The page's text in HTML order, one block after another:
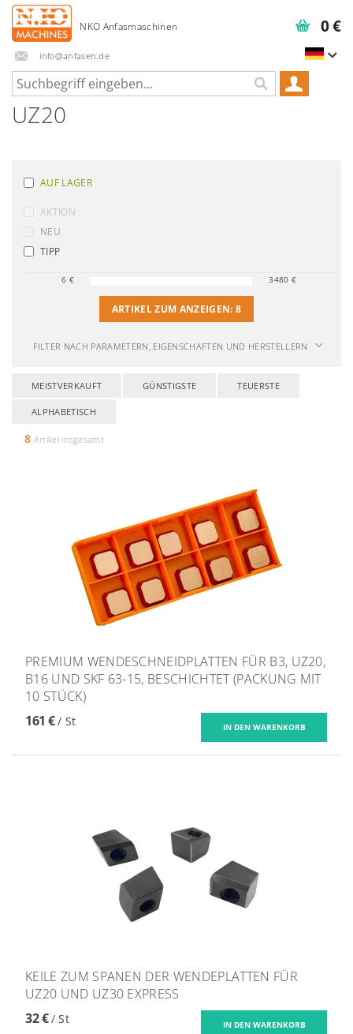
info@anfasen.de
0 €
UZ20
AUF LAGER
AKTION
NEU
TIPP
6 € 3480 €
ARTIKEL ZUM ANZEIGEN: 8
FILTER NACH PARAMETERN, EIGENSCHAFTEN UND HERSTELLERN
MEISTVERKAUFT GÜNSTIGSTE TEUERSTE
ALPHABETISCH
8 Artikel insgesamt
PREMIUM WENDESCHNEIDPLATTEN FÜR B3, UZ20,
B16 UND SKF 63-15, BESCHICHTET (PACKUNG MIT
10 STÜCK)
161 €/ St
KEILE ZUM SPANEN DER WENDEPLATTEN FÜR
UZ20 UND UZ30 EXPRESS
32 €/ St